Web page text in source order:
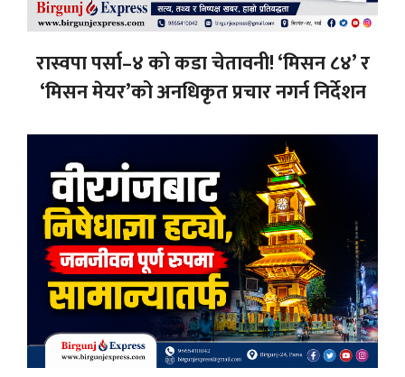
रास्वपा पर्सा–४ को कडा चेतावनी! ‘मिसन ८४’ र
‘मिसन मेयर’को अनधिकृत प्रचार नगर्न निर्देशन